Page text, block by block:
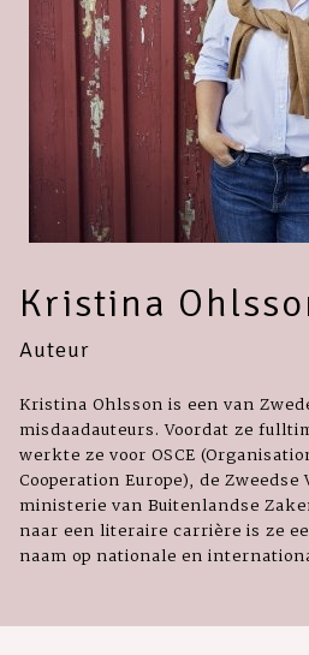
Kristina
Auteur
Kristina Ohlsson is een van
misdaadauteurs. Voordat ze
werkte ze voor OSCE
Cooperation Europe), de
ministerie van Buitenlandse
naar een literaire carrière is ze
naam op nationale en